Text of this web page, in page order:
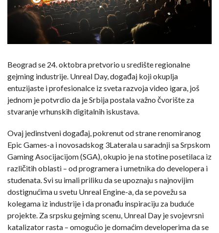
Beograd se 24. oktobra pretvorio u središte regionalne
gejming industrije. Unreal Day, događaj koji okuplja
entuzijaste i profesionalce iz sveta razvoja video igara, još
jednom je potvrdio da je Srbija postala važno čvorište za
stvaranje vrhunskih digitalnih iskustava.
Ovaj jedinstveni događaj, pokrenut od strane renomiranog
Epic Games-a i novosadskog 3Laterala u saradnji sa Srpskom
Gaming Asocijacijom (SGA), okupio je na stotine posetilaca iz
različitih oblasti – od programera i umetnika do developera i
studenata. Svi su imali priliku da se upoznaju s najnovijim
dostignućima u svetu Unreal Engine-a, da se povežu sa
kolegama iz industrije i da pronađu inspiraciju za buduće
projekte. Za srpsku gejming scenu, Unreal Day je svojevrsni
katalizator rasta – omogućio je domaćim developerima da se